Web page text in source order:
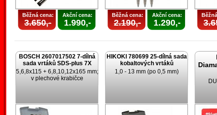
Běžná cena:
3.650,-
Akční cena:
1.990,-
Běžná cena:
2.190,-
Akční cena:
1.290,-
BOSCH 2607017502 7-dílná
sada vrtáků SDS-plus 7X
5,6,8x115 + 6,8,10,12x165 mm;
v plechové krabičce
HIKOKI 780699 25-dílná sada
kobaltových vrtáků
1,0 - 13 mm (po 0,5 mm)